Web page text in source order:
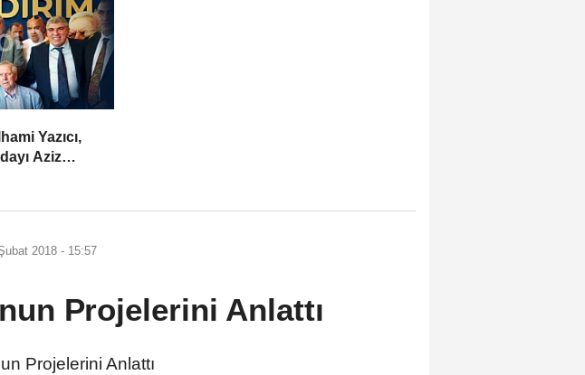
Yazıcı,
Aziz
2018 - 15:57
Projelerini Anlattı
Projelerini Anlattı